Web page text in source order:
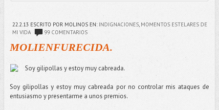
22.2.13 ESCRITO POR MOLINOS EN: INDIGNACIONES, MOMENTOS ESTELARES DE
MI VIDA
99 COMENTARIOS
MOLIENFURECIDA.
Soy gilipollas y estoy muy cabreada.
Soy gilipollas y estoy muy cabreada por no controlar mis ataques de
entusiasmo y presentarme a unos premios.